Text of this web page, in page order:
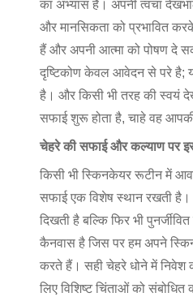
का अभ्यास है। अपनी त्वचा
और मानसिकता को प्रभावित
हैं और अपनी आत्मा को पोषण दे
दृष्टिकोण केवल आवेदन से परे है;
है। और किसी भी तरह की स्वयं
सफाई शुरू होता है, चाहे वह
चेहरे की सफाई और कल्याण पर
किसी भी स्किनकेयर रूटीन में
सफाई एक विशेष स्थान रखती
दिखती है बल्कि फिर भी
कैनवास है जिस पर हम अपने
करते हैं। सही चेहरे धोने में
लिए विशिष्ट चिंताओं को